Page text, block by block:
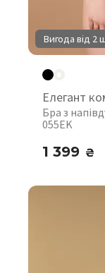
Вигода від 2
Елегант
Бра з
055EK
1 399 ₴